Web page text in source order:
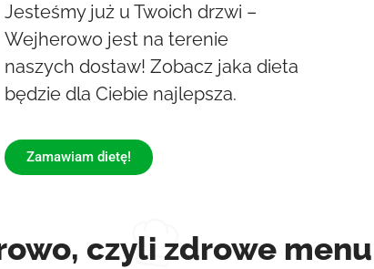
Jesteśmy już u Twoich drzwi –
Wejherowo jest na terenie
naszych dostaw! Zobacz jaka dieta
będzie dla Ciebie najlepsza.
Zamawiam dietę!
czyli zdrowe